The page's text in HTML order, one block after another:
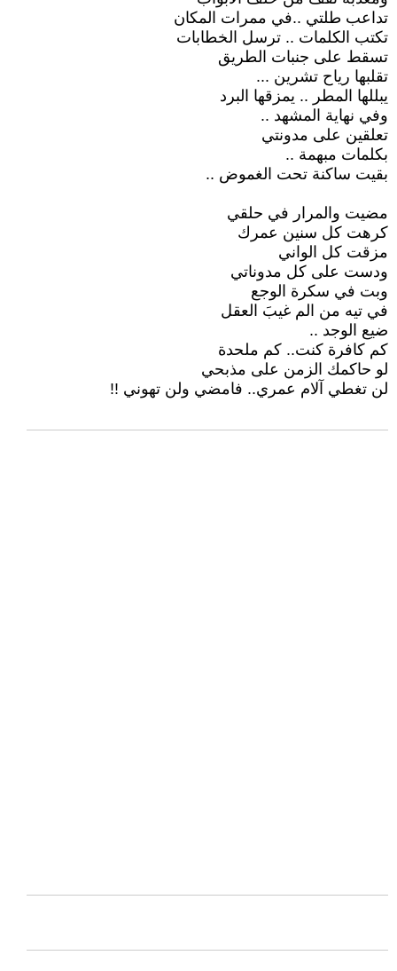
تداعب طلتي ..في ممرات المكان
تكتب الكلمات .. ترسل الخطابات
تسقط على جنبات الطريق
تقلبها رياح تشرين ...
يبللها المطر .. يمزقها البرد
وفي نهاية المشهد ..
تعلقين على مدونتي
بكلمات مبهمة ..
بقيت ساكنة تحت الغموض ..
مضيت والمرار في حلقي
كرهت كل سنين عمرك
مزقت كل الواني
ودست على كل مدوناتي
وبت في سكرة الوجع
في تيه من الم غيبَ العقل
ضيع الوجد ..
كم كافرة كنت.. كم ملحدة
لو حاكمك الزمن على مذبحي
لن تغطي آلام عمري.. فامضي ولن تهوني !!